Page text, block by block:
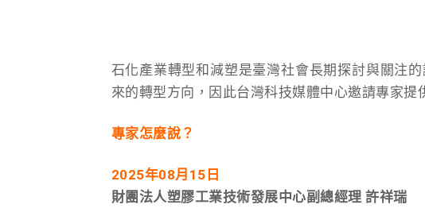
石化產業轉型和減塑是臺灣社會長期探討與關注
來的轉型方向 ，因此台灣科技媒體中心邀請專家提
專家怎麼說？
2025年08月15日
財團法人塑膠工業技術發展中心副總經理 許祥瑞